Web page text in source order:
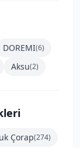
DOREMI(6)
Aksu(2)
Çorap(274)